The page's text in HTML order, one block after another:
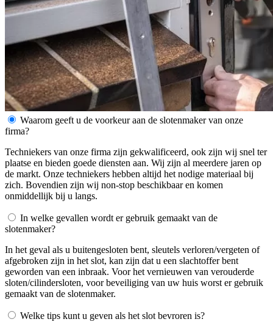
Waarom geeft u de voorkeur aan de slotenmaker van onze
firma?
Techniekers van onze firma zijn gekwalificeerd, ook zijn wij snel ter
plaatse en bieden goede diensten aan. Wij zijn al meerdere jaren op
de markt. Onze techniekers hebben altijd het nodige materiaal bij
zich. Bovendien zijn wij non-stop beschikbaar en komen
onmiddellijk bij u langs.
In welke gevallen wordt er gebruik gemaakt van de
slotenmaker?
In het geval als u buitengesloten bent, sleutels verloren/vergeten of
afgebroken zijn in het slot, kan zijn dat u een slachtoffer bent
geworden van een inbraak. Voor het vernieuwen van verouderde
sloten/cilindersloten, voor beveiliging van uw huis worst er gebruik
gemaakt van de slotenmaker.
Welke tips kunt u geven als het slot bevroren is?